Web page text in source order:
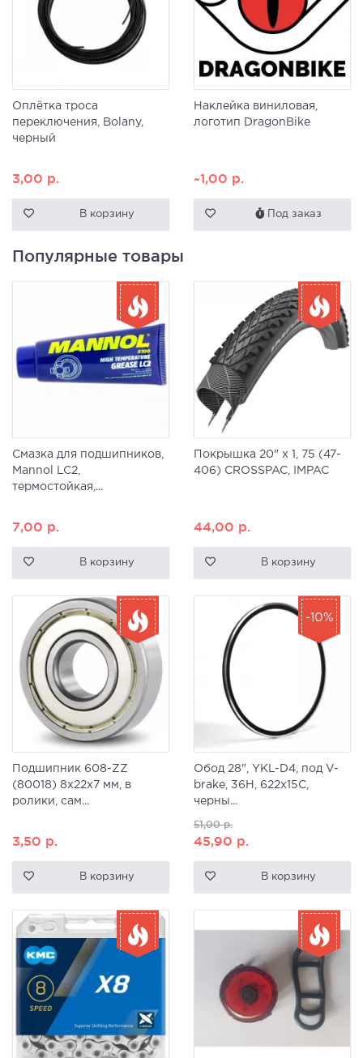
Оплётка троса
переключения, Bolany,
черный
3,00 р.
В корзину
Наклейка виниловая,
логотип DragonBike
~1,00 р.
Под заказ
Популярные товары
Смазка для подшипников,
Mannol LC2,
термостойкая,...
7,00 р.
В корзину
Покрышка 20" x 1, 75 (47-
406) CROSSPAC, IMPAC
44,00 р.
В корзину
Подшипник 608-ZZ
(80018) 8x22x7 мм, в
ролики, сам...
3,50 р.
В корзину
Обод 28", YKL-D4, под V-
brake, 36H, 622x15C,
черны...
51,00р.
45,90 р.
В корзину
-10%